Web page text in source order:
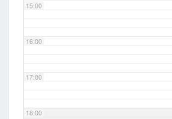
15:00
16:00
17:00
18:00